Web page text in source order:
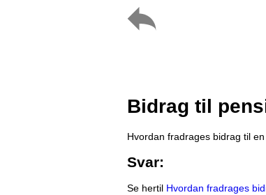
Bidrag til
Hvordan fradrages bidrag til
Svar:
Se hertil Hvordan fradrages